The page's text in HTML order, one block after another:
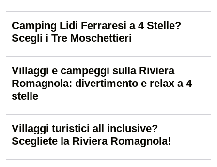
Camping Lidi Ferraresi a 4 Stelle?
Scegli i Tre Moschettieri
Villaggi e campeggi sulla Riviera
Romagnola: divertimento e relax a 4
stelle
Villaggi turistici all inclusive?
Scegliete la Riviera Romagnola!